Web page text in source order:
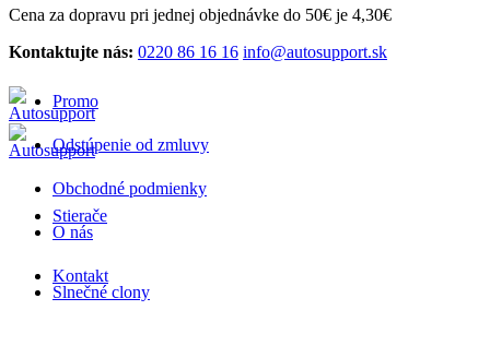
Cena za dopravu pri jednej objednávke do 50€ je 4,30€
Kontaktujte nás: 0220 86 16 16 info@autosupport.sk
Promo
Odstúpenie od zmluvy
Obchodné podmienky
O nás
Kontakt
Stierače
Slnečné clony